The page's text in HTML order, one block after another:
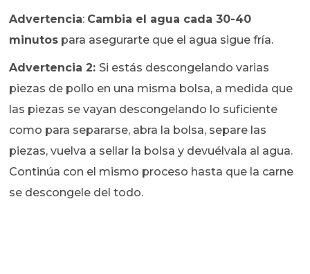
Advertencia: Cambia el agua cada 30-40
minutos para asegurarte que el agua sigue fría.
Advertencia 2: Si estás descongelando varias
piezas de pollo en una misma bolsa, a medida que
las piezas se vayan descongelando lo suficiente
como para separarse, abra la bolsa, separe las
piezas, vuelva a sellar la bolsa y devuélvala al agua.
Continúa con el mismo proceso hasta que la carne
se descongele del todo.